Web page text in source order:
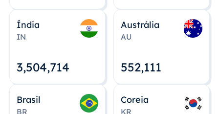
Índia
IN
3,504,715
Austrália
AU
552,112
Brasil
BR
Coreia
KR